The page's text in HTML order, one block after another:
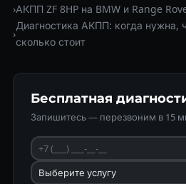
›АКПП ZF 8HP на BMW и Range
›
Диагностика АКПП: когда нужна,
сколько стоит
Бесплатная
Запишитесь — перезвоним в 15